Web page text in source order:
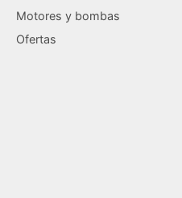
Motores y bombas
Ofertas